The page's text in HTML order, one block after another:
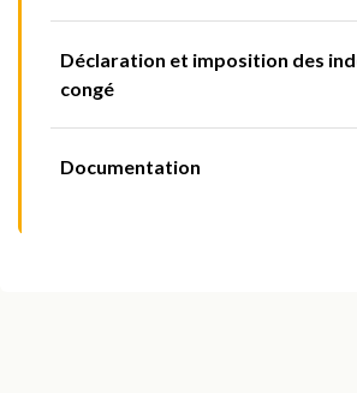
Déclaration et imposition des
congé
Documentation